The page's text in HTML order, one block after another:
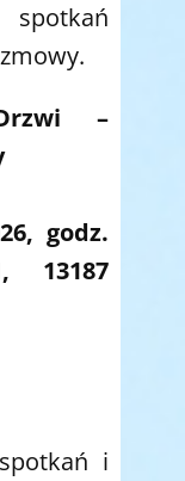
spotkań
–
godz.
13187
i